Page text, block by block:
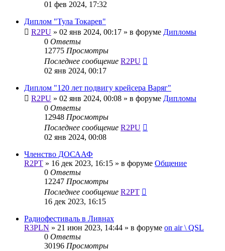
01 фев 2024, 17:32
Диплом "Тула Токарев"
R2PU » 02 янв 2024, 00:17 » в форуме Дипломы
0 Ответы
12775 Просмотры
Последнее сообщение R2PU
02 янв 2024, 00:17
Диплом "120 лет подвигу крейсера Варяг"
R2PU » 02 янв 2024, 00:08 » в форуме Дипломы
0 Ответы
12948 Просмотры
Последнее сообщение R2PU
02 янв 2024, 00:08
Членство ДОСААФ
R2PT » 16 дек 2023, 16:15 » в форуме Общение
0 Ответы
12247 Просмотры
Последнее сообщение R2PT
16 дек 2023, 16:15
Радиофестиваль в Ливнах
R3PLN » 21 июн 2023, 14:44 » в форуме on air \ QSL
0 Ответы
30196 Просмотры